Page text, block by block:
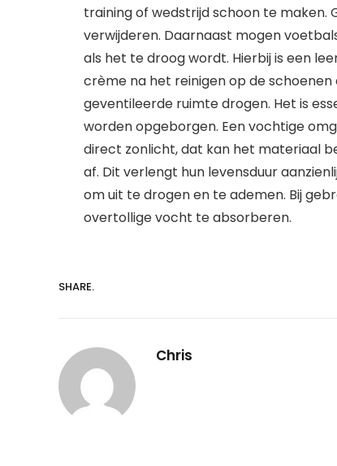
training of wedstrijd schoon te maken.
verwijderen. Daarnaast mogen
als het te droog wordt. Hierbij is een
crème na het reinigen op de
geventileerde ruimte drogen. Het is
worden opgeborgen. Een vochtige
direct zonlicht, dat kan het materiaal
af. Dit verlengt hun levensduur
om uit te drogen en te ademen. Bij
overtollige vocht te absorberen.
SHARE.
Chris